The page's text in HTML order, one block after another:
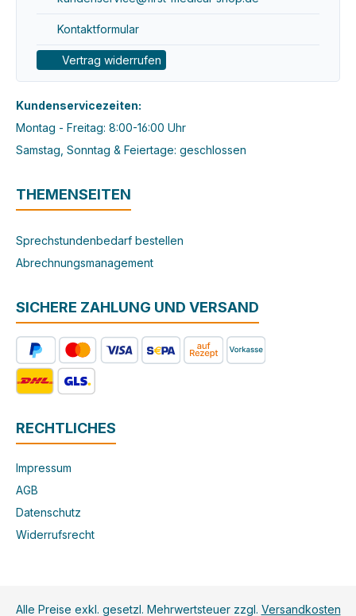
Kontaktformular
Vertrag widerrufen
Kundenservicezeiten:
Montag - Freitag: 8:00-16:00 Uhr
Samstag, Sonntag & Feiertage: geschlossen
THEMENSEITEN
Sprechstundenbedarf bestellen
Abrechnungsmanagement
SICHERE ZAHLUNG UND VERSAND
RECHTLICHES
Impressum
AGB
Datenschutz
Widerrufsrecht
Alle Preise exkl. gesetzl. Mehrwertsteuer zzgl. Versandkosten